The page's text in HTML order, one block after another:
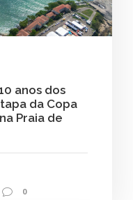
anos dos
da Copa
Praia de
0